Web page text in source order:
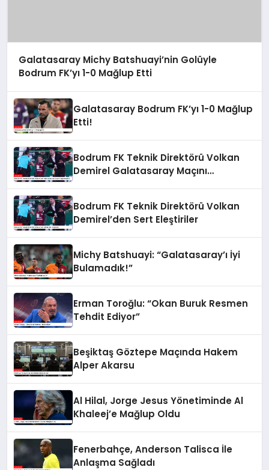
Galatasaray Michy Batshuayi’nin Golüyle
Bodrum FK’yı 1-0 Mağlup Etti
Galatasaray Bodrum FK’yı 1-0 Mağlup
Etti!
Bodrum FK Teknik Direktörü Volkan
Demirel Galatasaray Maçını
Bodrum FK Teknik Direktörü Volkan
Demirel’den Sert Eleştiriler
Michy Batshuayi: “Galatasaray’ı İyi
Bulamadık!”
Erman Toroğlu: “Okan Buruk Resmen
Tehdit Ediyor”
Beşiktaş Göztepe Maçında Hakem
Alper Akarsu
Al Hilal, Jorge Jesus Yönetiminde Al
Khaleej’e Mağlup Oldu
Fenerbahçe, Anderson Talisca İle
Anlaşma Sağladı